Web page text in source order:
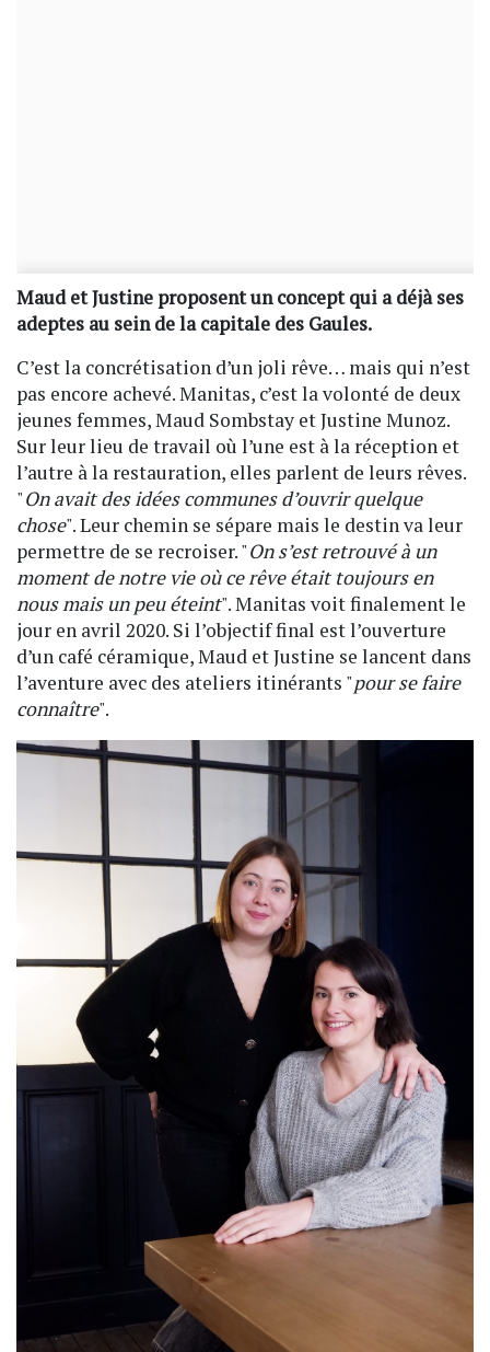
Maud et Justine proposent un concept qui a déjà ses
adeptes au sein de la capitale des Gaules.
C’est la concrétisation d’un joli rêve… mais qui n’est
pas encore achevé. Manitas, c’est la volonté de deux
jeunes femmes, Maud Sombstay et Justine Munoz.
Sur leur lieu de travail où l’une est à la réception et
l’autre à la restauration, elles parlent de leurs rêves.
"On avait des idées communes d’ouvrir quelque
chose". Leur chemin se sépare mais le destin va leur
permettre de se recroiser. "On s’est retrouvé à un
moment de notre vie où ce rêve était toujours en
nous mais un peu éteint". Manitas voit finalement le
jour en avril 2020. Si l’objectif final est l’ouverture
d’un café céramique, Maud et Justine se lancent dans
l’aventure avec des ateliers itinérants "pour se faire
connaître".